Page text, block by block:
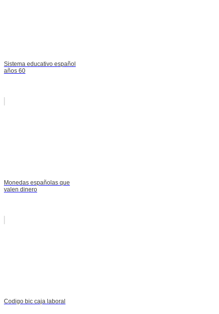
Sistema educativo español
años 60
Monedas españolas que
valen dinero
Codigo bic caja laboral